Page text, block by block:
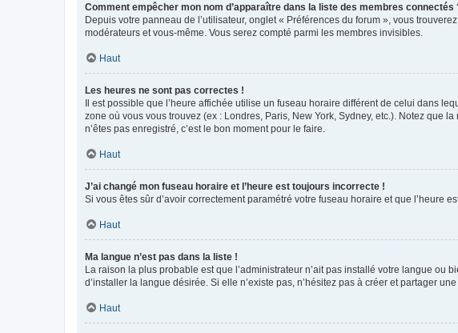
Comment empêcher mon nom d’apparaître dans la liste des membres connectés
Depuis votre panneau de l’utilisateur, onglet « Préférences du forum », vous trouverez
modérateurs et vous-même. Vous serez compté parmi les membres invisibles.
Haut
Les heures ne sont pas correctes !
Il est possible que l’heure affichée utilise un fuseau horaire différent de celui dans
zone où vous vous trouvez (ex : Londres, Paris, New York, Sydney, etc.). Notez que
n’êtes pas enregistré, c’est le bon moment pour le faire.
Haut
J’ai changé mon fuseau horaire et l’heure est toujours incorrecte !
Si vous êtes sûr d’avoir correctement paramétré votre fuseau horaire et que l’heure
Haut
Ma langue n’est pas dans la liste !
La raison la plus probable est que l’administrateur n’ait pas installé votre langue
d’installer la langue désirée. Si elle n’existe pas, n’hésitez pas à créer et partager
Haut